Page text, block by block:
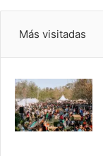
Más visitadas